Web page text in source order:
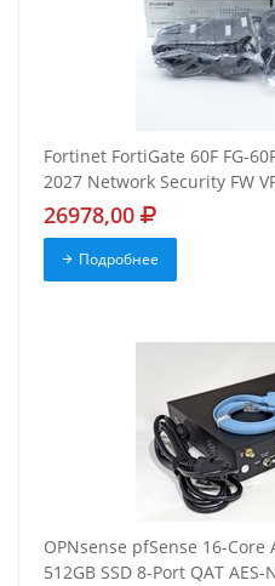
Fortinet FortiGate 60F FG-
2027 Network Security FW
26978,00
Подробнее
OPNsense pfSense 16-Core
512GB SSD 8-Port QAT AES-